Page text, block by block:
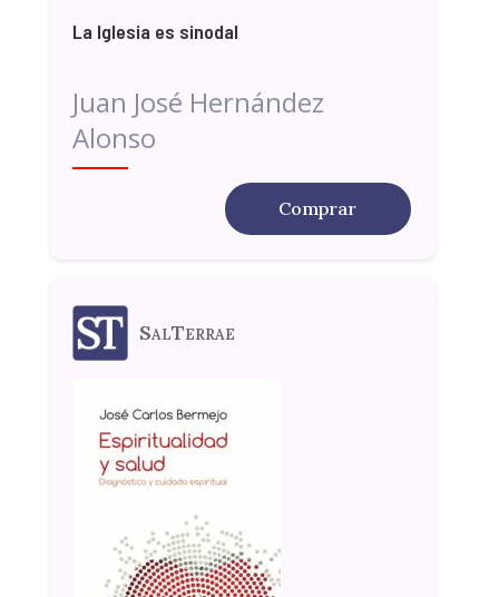
La Iglesia es sinodal
Juan José Hernández
Alonso
Comprar
SalTerrae